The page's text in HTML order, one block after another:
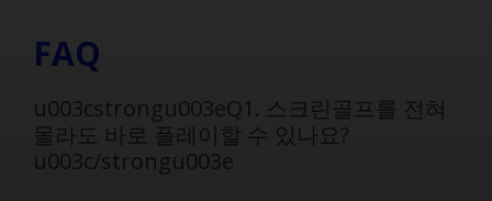
FAQ
u003cstrongu003eQ1. 스크린골프를 전혀
몰라도 바로 플레이할 수 있나요?
u003c/strongu003e